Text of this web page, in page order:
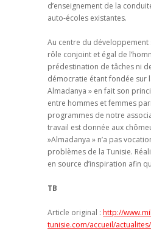
d’enseignement de la
auto-écoles existantes.
Au centre du
rôle conjoint et égal de
prédestination de tâches ni
démocratie étant fondée sur
Almadanya » en fait son
entre hommes et femmes
programmes de notre
travail est donnée aux
»Almadanya » n’a pas
problèmes de la Tunisie.
en source d’inspiration afin
TB
Article original : http://
tunisie.com/accueil/